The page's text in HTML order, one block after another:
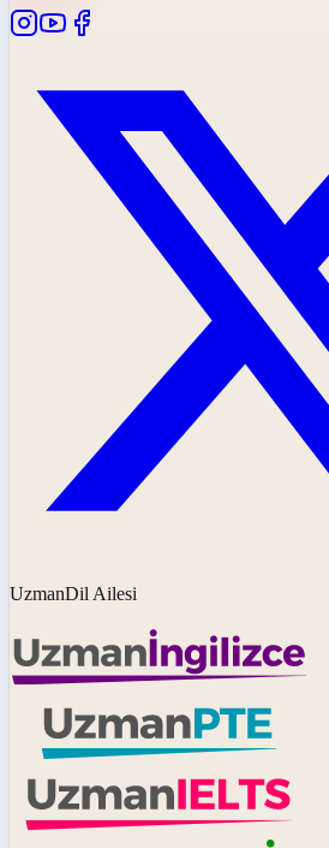
UzmanDil Ailesi